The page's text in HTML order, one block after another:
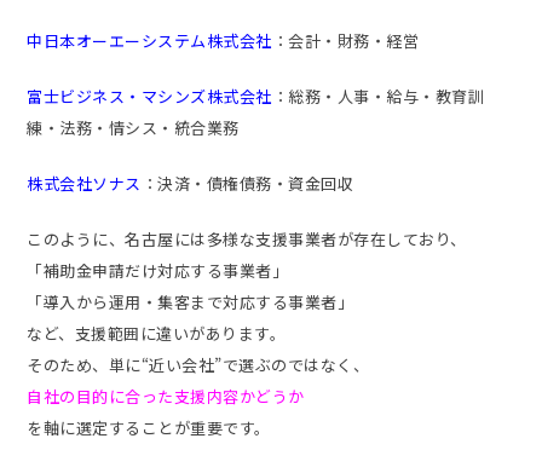
中日本オーエーシステム株式会社 ：会計・財務・経営
富士ビジネス・マシンズ株式会社 ：総務・人事・給与・教育訓
練・法務・情シス・統合業務
株式会社ソナス ：決済・債権債務・資金回収
このように、名古屋には多様な支援事業者が存在しており、
「補助金申請だけ対応する事業者」
「導入から運用・集客まで対応する事業者」
など、支援範囲に違いがあります。
そのため、単に“近い会社”で選ぶのではなく、
自社の目的に合った支援内容かどうか
を軸に選定することが重要です。